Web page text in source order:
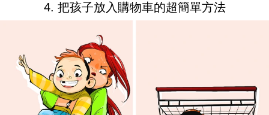
4. 把孩子放入購物車的超簡單方法